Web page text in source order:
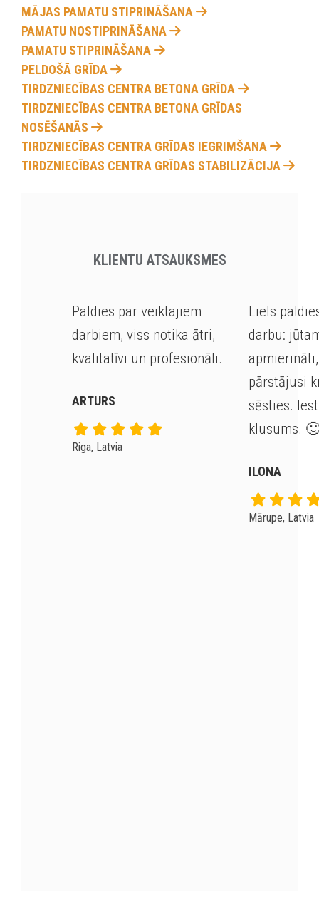
MĀJAS PAMATU STIPRINĀŠANA
PAMATU NOSTIPRINĀŠANA
PAMATU STIPRINĀŠANA
PELDOŠĀ GRĪDA
TIRDZNIECĪBAS CENTRA BETONA GRĪDA
TIRDZNIECĪBAS CENTRA BETONA GRĪDAS
NOSĒŠANĀS
TIRDZNIECĪBAS CENTRA GRĪDAS IEGRIMŠANA
TIRDZNIECĪBAS CENTRA GRĪDAS STABILIZĀCIJA
KLIENTU ATSAUKSMES
Paldies par veiktajiem
darbiem, viss notika ātri,
kvalitatīvi un profesionāli.
ARTURS
Riga, Latvia
Liels
darbu:
pārstājusi
sēsties.
klusums.
ILONA
Mārupe, Latvia